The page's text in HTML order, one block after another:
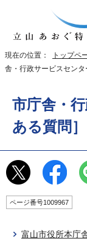
現在の位置： トップペ
舎・行政サービスセンタ
市庁舎・
ある質問］
ページ番号1009967
富山市役所本庁